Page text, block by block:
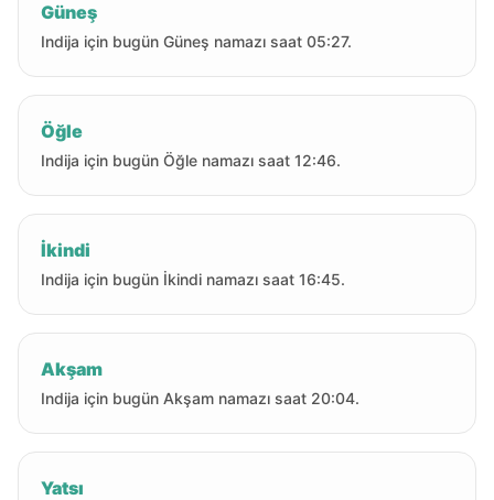
Güneş
Indija için bugün Güneş namazı saat 05:27.
Öğle
Indija için bugün Öğle namazı saat 12:46.
İkindi
Indija için bugün İkindi namazı saat 16:45.
Akşam
Indija için bugün Akşam namazı saat 20:04.
Yatsı